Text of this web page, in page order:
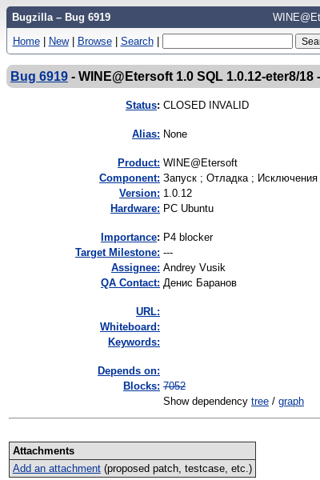
Bugzilla – Bug 6919
Home | New | Browse | Search |
Bug 6919 - WINE@Etersoft 1.0 SQL 1.0.12-eter8/
Status: CLOSED INVALID
Alias: None
Product: WINE@Etersoft
Component: Запуск ; Отладка ; Исключения
Version: 1.0.12
Hardware: PC Ubuntu
mportance: P4 blocker
Target Milestone: ---
Assignee: Andrey Vusik
QA Contact: Денис Баранов
URL:
Whiteboard:
Keywords:
Depends on:
Blocks: 7052
Show dependency tree / graph
Attachments
Add an attachment(proposed patch, testcase, etc.)